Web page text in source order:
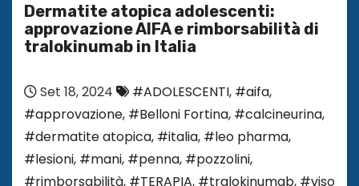
Dermatite atopica adolescenti:
approvazione AIFA e rimborsabilità di
tralokinumab in Italia
Set 18, 2024 #ADOLESCENTI, #aifa,
#approvazione, #Belloni Fortina, #calcineurina,
#dermatite atopica, #italia, #leo pharma,
#lesioni, #mani, #penna, #pozzolini,
#rimborsabilità, #TERAPIA, #tralokinumab, #viso